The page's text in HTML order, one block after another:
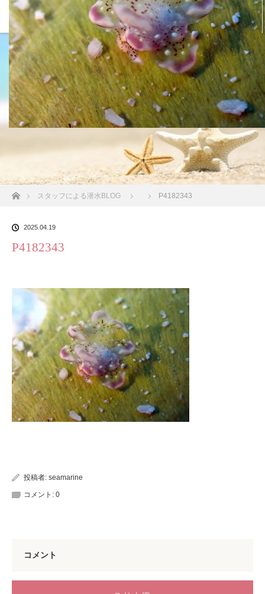
沖縄の海 BLOG
ホームスタッフによる潜水BLOG P4182343
2025.04.19
P4182343
投稿者: seamarine
コメント: 0
コメント